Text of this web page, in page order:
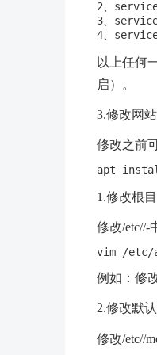
2、
3、
以上任何
启）。
3.修改网
修改之前
apt
1.修改根
修改/etc//-
例如：修
2.修改默
修改/etc//